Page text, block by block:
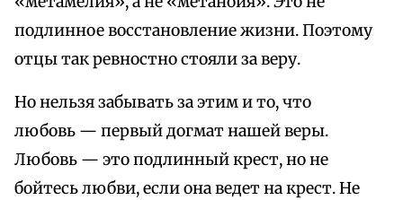
подлинное восстановление жизни. Поэтому
отцы так ревностно стояли за веру.
Но нельзя забывать за этим и то, что
любовь — первый догмат нашей веры.
Любовь — это подлинный крест, но не
бойтесь любви, если она ведет на крест. Не